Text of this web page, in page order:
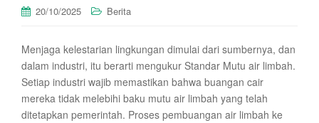
20/10/2025 Berita
Menjaga kelestarian lingkungan dimulai dari sumbernya, dan
dalam industri, itu berarti mengukur Standar Mutu air limbah.
Setiap industri wajib memastikan bahwa buangan cair
mereka tidak melebihi baku mutu air limbah yang telah
ditetapkan pemerintah. Proses pembuangan air limbah ke